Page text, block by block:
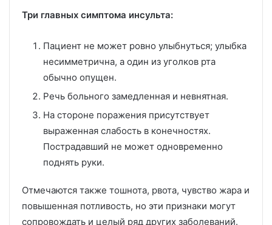
Три главных симптома инсульта:
Пациент не может ровно улыбнуться; улыбка
несимметрична, а один из уголков рта
обычно опущен.
Речь больного замедленная и невнятная.
На стороне поражения присутствует
выраженная слабость в конечностях.
Пострадавший не может одновременно
поднять руки.
Отмечаются также тошнота, рвота, чувство жара и
повышенная потливость, но эти признаки могут
сопровождать и целый ряд других заболеваний.